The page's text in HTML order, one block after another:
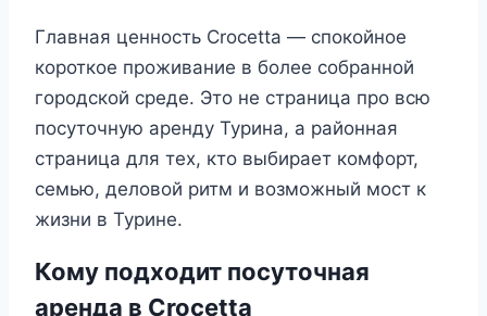
Главная ценность Crocetta — спокойное
короткое проживание в более собранной
городской среде. Это не страница про всю
посуточную аренду Турина, а районная
страница для тех, кто выбирает комфорт,
семью, деловой ритм и возможный мост к
жизни в Турине.
Кому подходит посуточная
аренда в Crocetta